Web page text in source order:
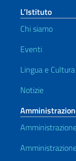
L’Istituto
Chi siamo
Eventi
Lingua e Cultura
Notizie